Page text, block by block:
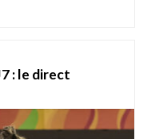
: le direct